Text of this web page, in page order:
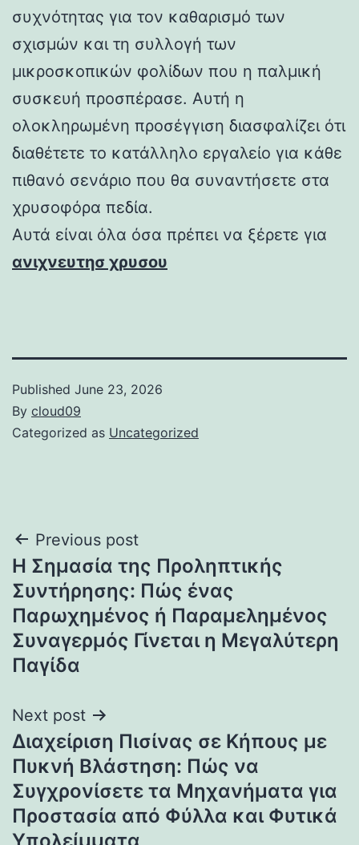
συχνότητας για τον καθαρισμό των
σχισμών και τη συλλογή των
μικροσκοπικών φολίδων που η παλμική
συσκευή προσπέρασε. Αυτή η
ολοκληρωμένη προσέγγιση διασφαλίζει ότι
διαθέτετε το κατάλληλο εργαλείο για κάθε
πιθανό σενάριο που θα συναντήσετε στα
χρυσοφόρα πεδία.
Αυτά είναι όλα όσα πρέπει να ξέρετε για
ανιχνευτησ χρυσου
Published June 23, 2026
By cloud09
Categorized as Uncategorized
Post
navigation
Previous post
Η Σημασία της Προληπτικής
Συντήρησης: Πώς ένας
Παρωχημένος ή Παραμελημένος
Συναγερμός Γίνεται η Μεγαλύτερη
Παγίδα
Next post
Διαχείριση Πισίνας σε Κήπους με
Πυκνή Βλάστηση: Πώς να
Συγχρονίσετε τα Μηχανήματα για
Προστασία από Φύλλα και Φυτικά
Υπολείμματα